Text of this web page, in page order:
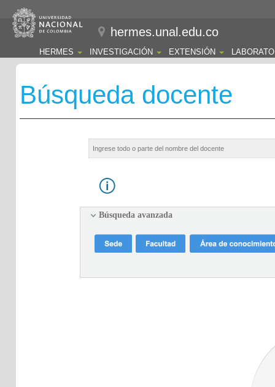
hermes.unal.edu.co
HERMES INVESTIGACIÓN EXTENSIÓN
Búsqueda docente
Búsqueda avanzada